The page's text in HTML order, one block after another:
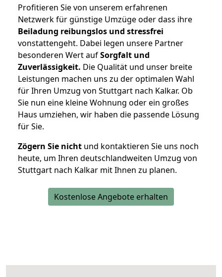
Profitieren Sie von unserem erfahrenen
Netzwerk für günstige Umzüge oder dass ihre
Beiladung reibungslos und stressfrei
vonstattengeht. Dabei legen unsere Partner
besonderen Wert aufSorgfalt und
Zuverlässigkeit. Die Qualität und unser breite
Leistungen machen uns zu der optimalen Wahl
für Ihren Umzug von Stuttgart nach Kalkar. Ob
Sie nun eine kleine Wohnung oder ein großes
Haus umziehen, wir haben die passende Lösung
für Sie.
Zögern Sie nicht und kontaktieren Sie uns noch
heute, um Ihren deutschlandweiten Umzug von
Stuttgart nach Kalkar mit Ihnen zu planen.
Kostenlose Angebote erhalten